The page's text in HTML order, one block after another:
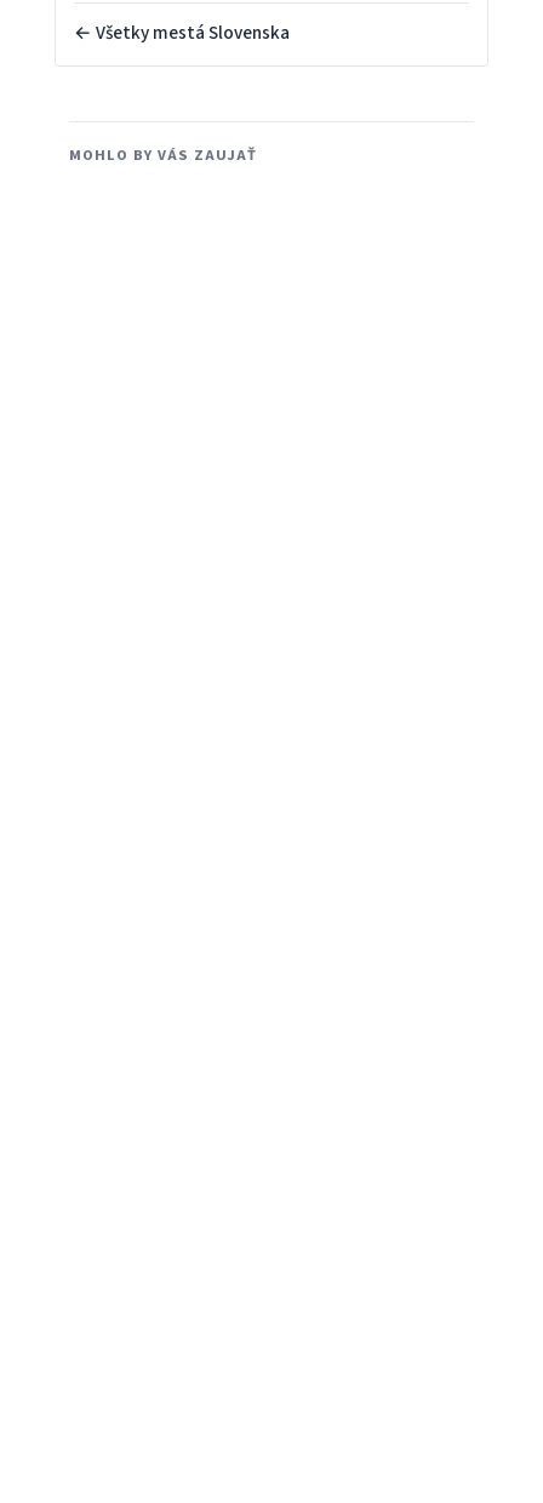
← Všetky mestá Slovenska
MOHLO BY VÁS ZAUJAŤ